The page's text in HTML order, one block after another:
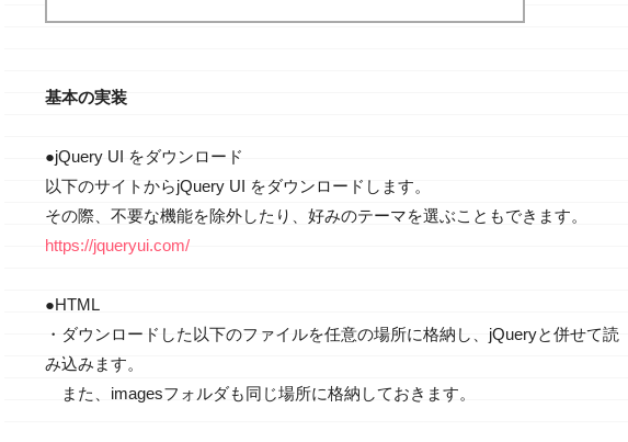
基本の実装
●jQuery UI をダウンロード
以下のサイトからjQuery UI をダウンロードします。
その際、不要な機能を除外したり、好みのテーマを選ぶこともできます。
https://jqueryui.com/
●HTML
・ダウンロードした以下のファイルを任意の場所に格納し、jQueryと併せて読
み込みます。
また、imagesフォルダも同じ場所に格納しておきます。